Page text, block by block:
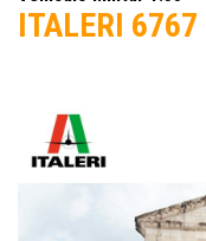
ITALERI 6767